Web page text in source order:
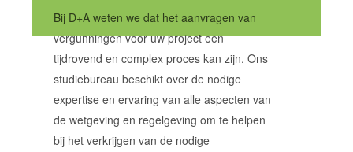
Bij D+A weten we dat het aanvragen van
vergunningen voor uw project een
tijdrovend en complex proces kan zijn. Ons
studiebureau beschikt over de nodige
expertise en ervaring van alle aspecten van
de wetgeving en regelgeving om te helpen
bij het verkrijgen van de nodige